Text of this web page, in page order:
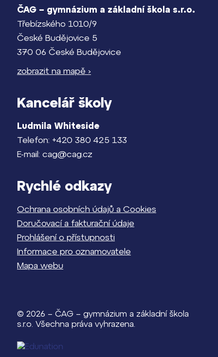
ČAG – gymnázium a základní škola s.r.o.
Třebízského 1010/9
České Budějovice 5
370 06 České Budějovice
zobrazit na mapě ›
Kancelář školy
Ludmila Whiteside
Telefon: +420 380 425 133
E-mail: cag@cag.cz
Rychlé odkazy
Ochrana osobních údajů a Cookies
Doručovací a fakturační údaje
Prohlášení o přístupnosti
Informace pro oznamovatele
Mapa webu
© 2026 – ČAG – gymnázium a základní škola
s.r.o. Všechna práva vyhrazena.